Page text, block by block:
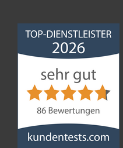
Norddeutsche
Bauabdichtungsgesellschaft
mbH
von 5
86Bewertungen